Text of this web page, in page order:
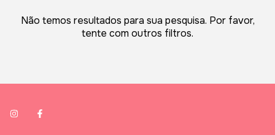
Não temos resultados para sua pesquisa. Por favor,
tente com outros filtros.